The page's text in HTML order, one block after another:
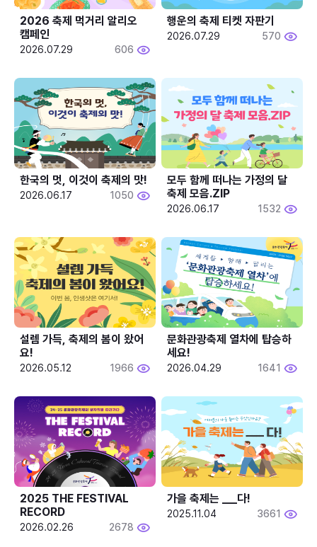
2026 축제 먹거리 알리오
캠페인
2026.07.29 606
행운의 축제 티켓 자판기
2026.07.29 570
한국의 멋, 이것이 축제의 맛!
2026.06.17 1050
모두 함께 떠나는 가정의 달
축제 모음.ZIP
2026.06.17 1532
설렘 가득, 축제의 봄이 왔어
요!
2026.05.12 1966
문화관광축제 열차에 탑승하
세요!
2026.04.29 1641
2025 THE FESTIVAL
RECORD
2026.02.26 2678
2025.11.04 3661